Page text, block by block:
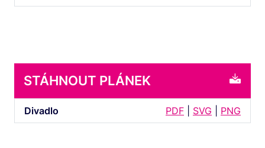
STÁHNOUT PLÁNEK
Divadlo PDF SVG PNG